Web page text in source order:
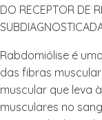
DO RECEPTOR DE
Rabdomiólise é
das fibras
muscular que leva
musculares no